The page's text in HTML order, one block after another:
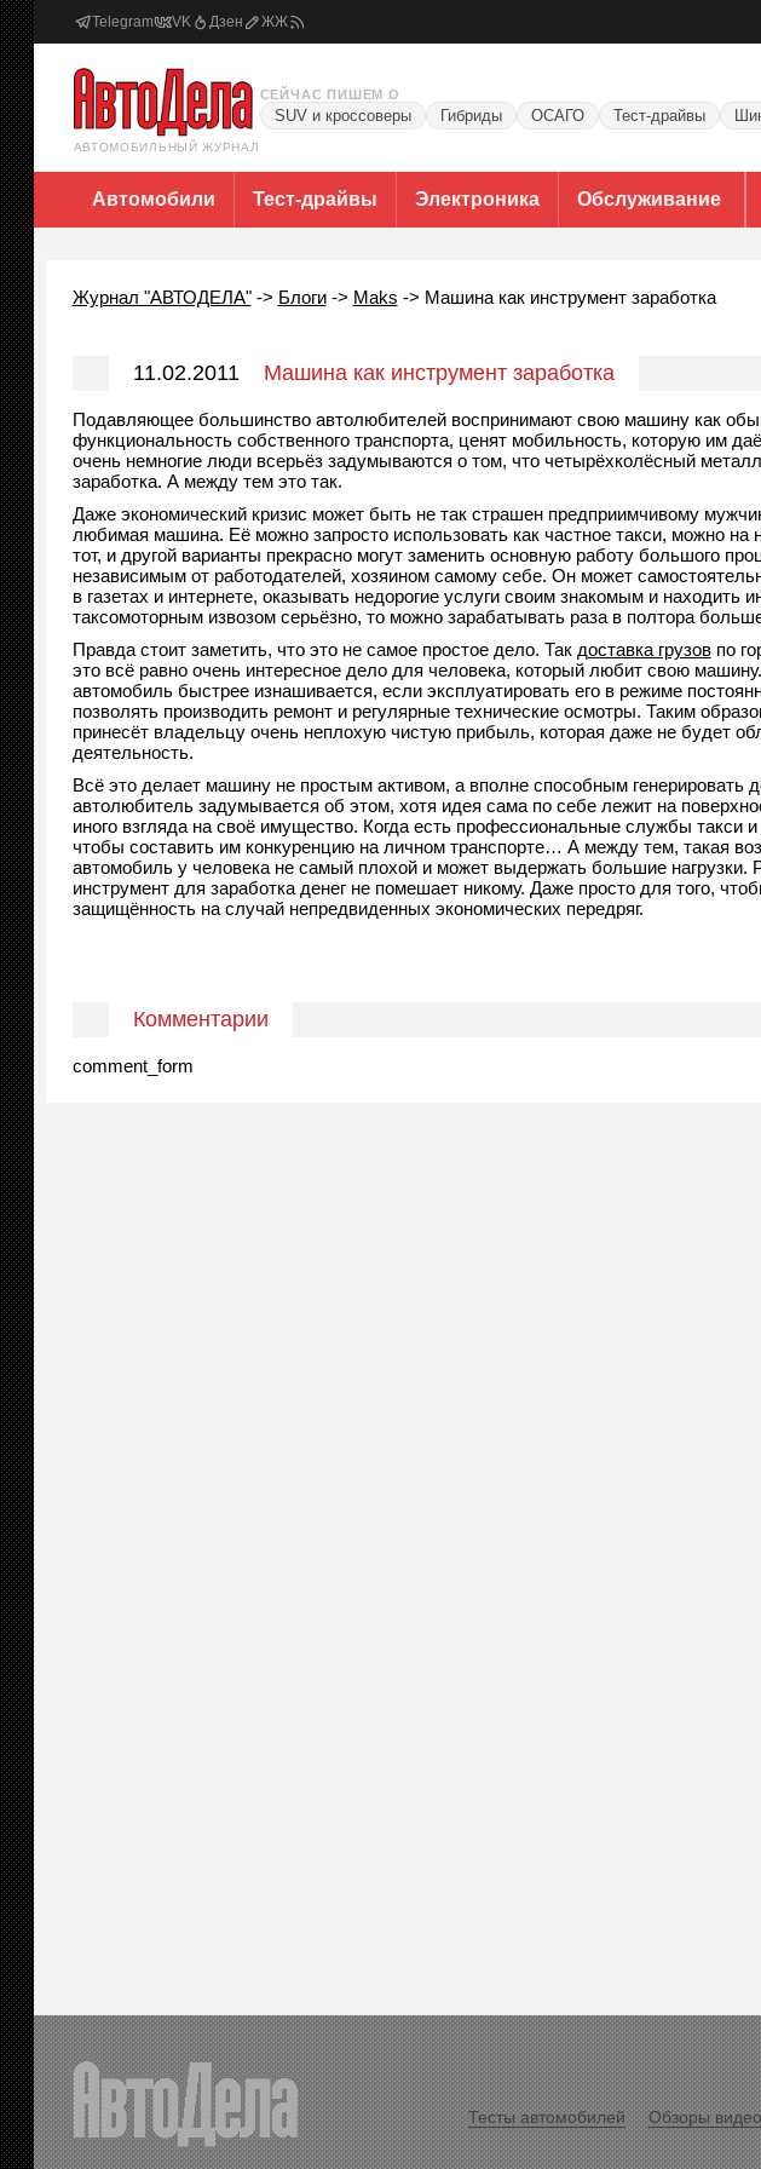
Telegram VK Дзен ЖЖ
АВТОМОБИЛЬНЫЙ ЖУРНАЛ
СЕЙЧАС ПИШЕМ О
SUV и кроссоверы Гибриды ОСАГО Тест-драйвы
Автомобили Тест-драйвы Электроника Обслуживание
Журнал "АВТОДЕЛА"-> Блоги-> Maks -> Машина как инструмент заработка
11.02.2011 Машина как инструмент заработка
Подавляющее большинство автолюбителей воспринимают свою машину как
функциональность собственного транспорта, ценят мобильность, которую им
очень немногие люди всерьёз задумываются о том, что четырёхколёсный
заработка. А между тем это так.
Даже экономический кризис может быть не так страшен предприимчивому
любимая машина. Её можно запросто использовать как частное такси, можно на
тот, и другой варианты прекрасно могут заменить основную работу большого
независимым от работодателей, хозяином самому себе. Он может
в газетах и интернете, оказывать недорогие услуги своим знакомым и находить
таксомоторным извозом серьёзно, то можно зарабатывать раза в полтора
Правда стоит заметить, что это не самое простое дело. Так доставка грузовпо
это всё равно очень интересное дело для человека, который любит свою
автомобиль быстрее изнашивается, если эксплуатировать его в режиме
позволять производить ремонт и регулярные технические осмотры. Таким
принесёт владельцу очень неплохую чистую прибыль, которая даже не будет
деятельность.
Всё это делает машину не простым активом, а вполне способным генерировать
автолюбитель задумывается об этом, хотя идея сама по себе лежит на
иного взгляда на своё имущество. Когда есть профессиональные службы такси и
чтобы составить им конкуренцию на личном транспорте… А между тем, такая
автомобиль у человека не самый плохой и может выдержать большие нагрузки.
инструмент для заработка денег не помешает никому. Даже просто для того,
защищённость на случай непредвиденных экономических передряг.
Комментарии
comment_form
Тесты автомобилей Обзоры